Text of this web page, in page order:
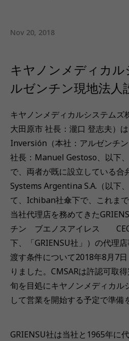
Nov 20, 2018
キヤノンメディカ
ルゼンチン現地法人
キヤノンメディカルシステムズ
大田原市 社長：瀧口 登志夫）
Inversión（本社：アルゼン
社長：Manuel Gestoso、以下
で、両者が既に設立している
Systems Argentina S.A.（以下
て、Ichiban社傘下で、これま
当社代理店を務めてきた
チン ブエノスアイレス
下、「GRIENSU社」）の代理
渡す条件について2018年8月7
りました。CMSARは許認可取
旬を目処にキヤノンメディカル
して営業を開始する予定で準備
GRIENSU社は当社と1965年に